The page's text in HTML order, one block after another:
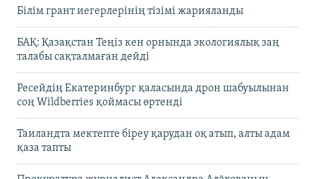
Білім грант иегерлерінің тізімі жарияланды
БАҚ: Қазақстан Теңіз кен орнында экологиялық заң
талабы сақталмаған дейді
Ресейдің Екатеринбург қаласында дрон шабуылынан
соң Wildberries қоймасы өртенді
Таиландта мектепте біреу қарудан оқ атып, алты адам
қаза тапты